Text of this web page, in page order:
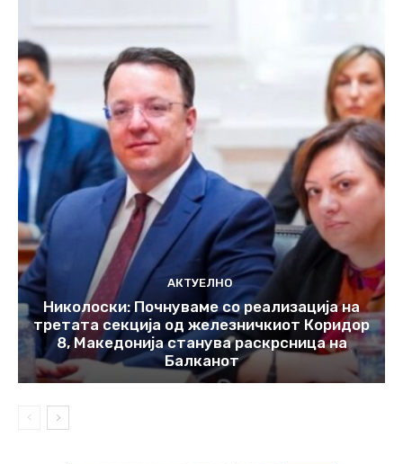
АКТУЕЛНО
Николоски: Почнуваме со реализација на
третата секција од железничкиот Коридор
8, Македонија станува раскрсница на
Балканот